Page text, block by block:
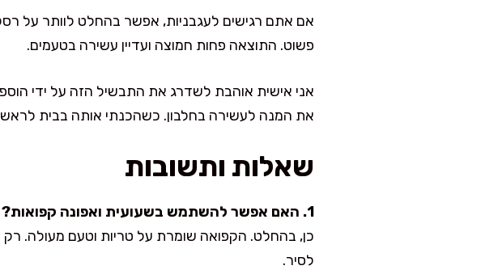
אם אתם רגישים לעגבניות, אפשר בהחלט לוותר על
פשוט. התוצאה פחות חמוצה ועדיין עשירה בטעמים.
אני אישית אוהבת לשדרג את התבשיל הזה על ידי
את המנה לעשירה בחלבון. כשהכנתי אותה בבית
שאלות ותשובות
1. האם אפשר להשתמש בשעועית ואפונה קפואות?
כן, בהחלט. הקפואה שומרת על טריות וטעם מעולה.
לסיר.